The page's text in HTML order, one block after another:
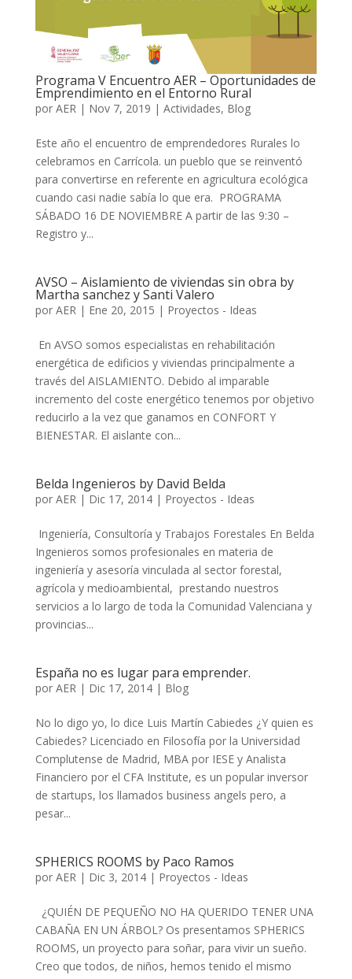
Programa V Encuentro AER – Oportunidades de
Emprendimiento en el Entorno Rural
por AER| Nov 7, 2019 | Actividades, Blog
Este año el encuentro de emprendedores Rurales lo
celebramos en Carrícola. un pueblo que se reinventó
para convertirse en referente en agricultura ecológica
cuando casi nadie sabía lo que era. PROGRAMA
SÁBADO 16 DE NOVIEMBRE A partir de las 9:30 –
Registro y...
AVSO – Aislamiento de viviendas sin obra by
Martha sanchez y Santi Valero
por AER| Ene 20, 2015 | Proyectos - Ideas
En AVSO somos especialistas en rehabilitación
energética de edificios y viviendas principalmente a
través del AISLAMIENTO. Debido al imparable
incremento del coste energético tenemos por objetivo
reducirlo a la vez que ganamos en CONFORT Y
BIENESTAR. El aislante con...
Belda Ingenieros by David Belda
por AER| Dic 17, 2014| Proyectos - Ideas
Ingeniería, Consultoría y Trabajos Forestales En Belda
Ingenieros somos profesionales en materia de
ingeniería y asesoría vinculada al sector forestal,
agrícola y medioambiental, prestando nuestros
servicios a lo largo de toda la Comunidad Valenciana y
provincias...
España no es lugar para emprender.
por AER| Dic 17, 2014| Blog
No lo digo yo, lo dice Luis Martín Cabiedes ¿Y quien es
Cabiedes? Licenciado en Filosofía por la Universidad
Complutense de Madrid, MBA por IESE y Analista
Financiero por el CFA Institute, es un popular inversor
de startups, los llamados business angels pero, a
pesar...
SPHERICS ROOMS by Paco Ramos
por AER| Dic 3, 2014| Proyectos - Ideas
¿QUIÉN DE PEQUEÑO NO HA QUERIDO TENER UNA
CABAÑA EN UN ÁRBOL? Os presentamos SPHERICS
ROOMS, un proyecto para soñar, para vivir un sueño.
Creo que todos, de niños, hemos tenido el mismo